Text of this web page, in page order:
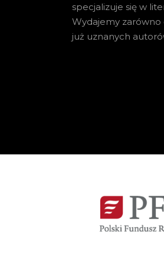
specjalizuje się w
Wydajemy zarówno
już uznanych